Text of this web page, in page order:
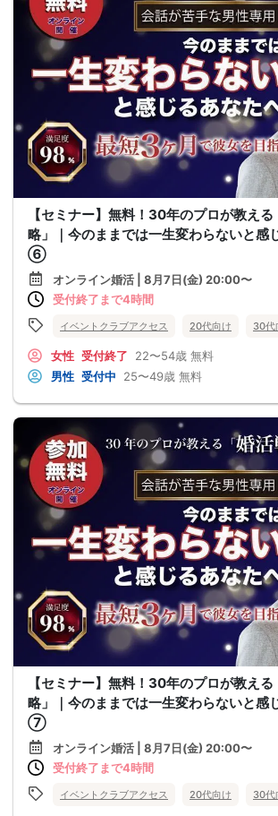
【セミナー】無料！30年のプロが教え
略」｜今のままでは一生変わらないと感
⑥
オンライン婚活 | 8月7日(金) 20:00〜
受付終了まで4時間
イベントクラブアクセス 20代向け 30代
女性 受付終了 22〜54歳 無料
男性 受付中 25〜49歳 無料
【セミナー】無料！30年のプロが教え
略」｜今のままでは一生変わらないと感
⑦
オンライン婚活 | 8月7日(金) 20:00〜
受付終了まで4時間
イベントクラブアクセス 20代向け 30代